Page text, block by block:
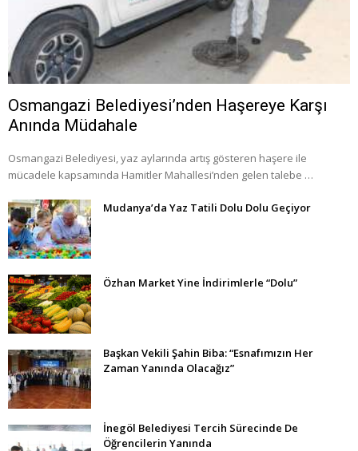
Osmangazi Belediyesi’nden Haşereye Karşı
Anında Müdahale
Osmangazi Belediyesi, yaz aylarında artış gösteren haşere ile
mücadele kapsamında Hamitler Mahallesi’nden gelen talebe …
Mudanya’da Yaz Tatili Dolu Dolu Geçiyor
Özhan Market Yine İndirimlerle “Dolu”
Başkan Vekili Şahin Biba: “Esnafımızın Her
Zaman Yanında Olacağız”
İnegöl Belediyesi Tercih Sürecinde De
Öğrencilerin Yanında